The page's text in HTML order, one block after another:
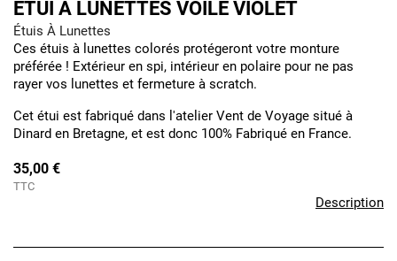
ÉTUI À LUNETTES VOILE VIOLET
Étuis À Lunettes
Ces étuis à lunettes colorés protégeront votre monture
préférée ! Extérieur en spi, intérieur en polaire pour ne pas
rayer vos lunettes et fermeture à scratch.
Cet étui est fabriqué dans l'atelier Vent de Voyage situé à
Dinard en Bretagne, et est donc 100% Fabriqué en France.
35,00 €
TTC
Description